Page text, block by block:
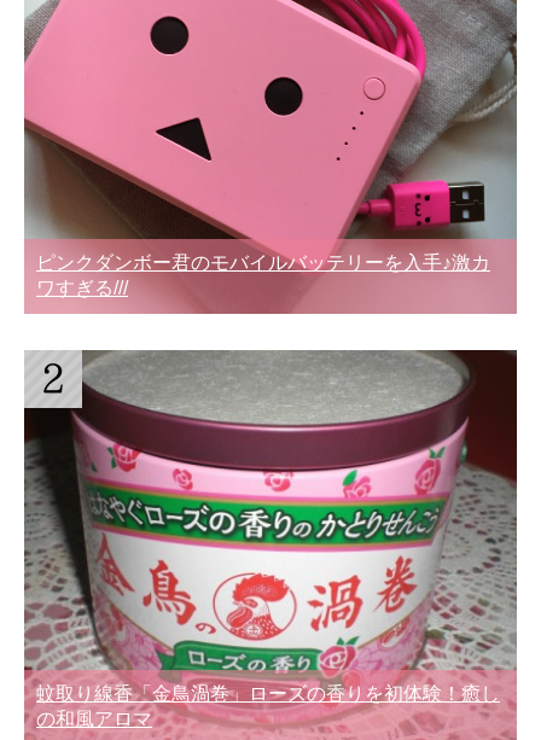
ピンクダンボー君のモバイルバッテリーを入手♪激カ
ワすぎる///
蚊取り線香「金鳥渦巻」ローズの香りを初体験！癒し
の和風アロマ